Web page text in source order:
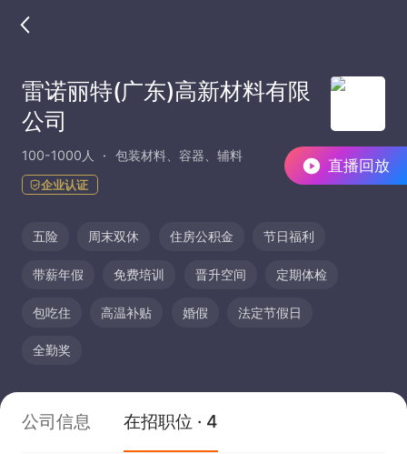
直播回放
雷诺丽特(广东)高新材料有限
公司
100-1000人 包装材料、容器、辅料
企业认证
五险 周末双休 住房公积金 节日福利
带薪年假 免费培训 晋升空间 定期体检
包吃住 高温补贴 婚假 法定节假日
全勤奖
公司信息 在招职位 · 4